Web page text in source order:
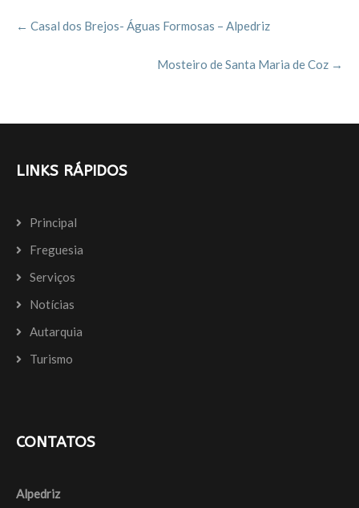
o
navigation
← Casal dos Brejos- Águas Formosas – Alpedriz
Mosteiro de Santa Maria de Coz →
LINKS RÁPIDOS
Principal
Freguesia
Serviços
Notícias
Autarquia
Turismo
CONTATOS
Alpedriz